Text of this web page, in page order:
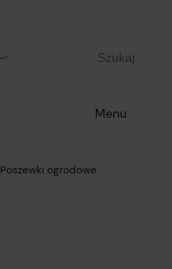
Menu
Poszewki ogrodowe